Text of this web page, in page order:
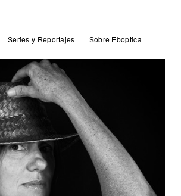
Series y Reportajes Sobre Eboptica